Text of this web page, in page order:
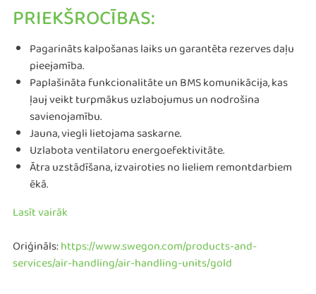
PRIEKŠROCĪBAS:
Pagarināts kalpošanas laiks un garantēta rezerves daļu
pieejamība.
Paplašināta funkcionalitāte un BMS komunikācija, kas
ļauj veikt turpmākus uzlabojumus un nodrošina
savienojamību.
Jauna, viegli lietojama saskarne.
Uzlabota ventilatoru energoefektivitāte.
Ātra uzstādīšana, izvairoties no lieliem remontdarbiem
ēkā.
Lasīt vairāk
Oriģināls:https://www.swegon.com/products-and-
services/air-handling/air-handling-units/gold